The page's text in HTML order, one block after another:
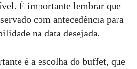
É importante lembrar que
com antecedência para
na data desejada.
é a escolha do buffet, que